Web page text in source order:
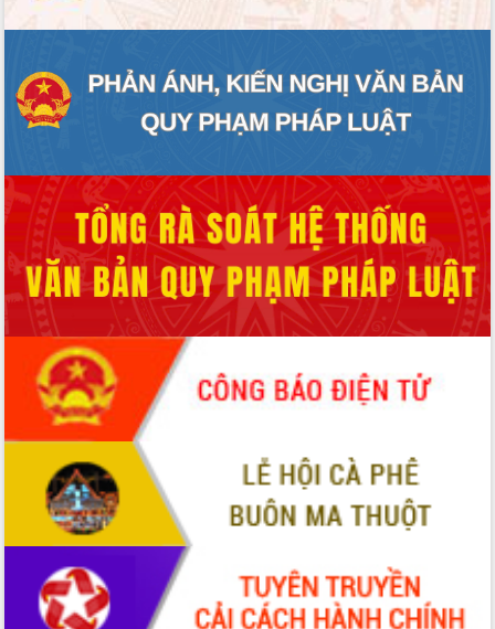
Thứ trưởng Bộ Y tế làm việc với tỉnh
Du lịch Đắk Lắk nâng tầm trải nghiệm
du khách thông qua Hệ thống cơ sở dữ
liệu và Bản đồ số
trong thương mại điện tử năm 2026
Đoàn đại biểu Quốc hội tỉnh Đắk Lắk
trao đổi thông tin trước Kỳ họp thứ
nhất, Quốc hội khóa XVI
Quyết liệt cải cách hành chính, khơi
thông nguồn lực phát triển
Nâng cao hiệu lực, hiệu quả HĐND
tỉnh thông qua hiện đại hóa hành chính
Xã Ea Phê gắn cải cách hành chính với
chuyển đổi số
Phó Chủ tịch Thường trực UBND tỉnh
Hồ Thị Nguyên Thảo làm việc tại Trung
tâm Phục vụ hành chính công xã Ea
Xây dựng nền hành chính số đồng
hành cùng nông dân dân, doanh nghiệp
Giai đoạn 2026-2030, Đắk Lắk phấn
đấu có 77% xã đạt chuẩn nông thôn
mới